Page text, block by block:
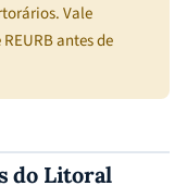
Vale
antes de
do Litoral